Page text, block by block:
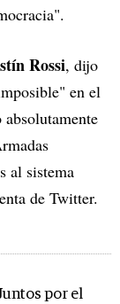
Rossi, dijo
en el
al sistema
de Twitter.
por el